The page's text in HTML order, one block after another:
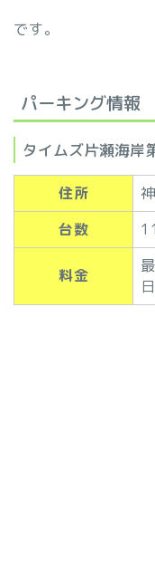
です。
パーキング情報
タイムズ片瀬海岸
住所
台数
料金